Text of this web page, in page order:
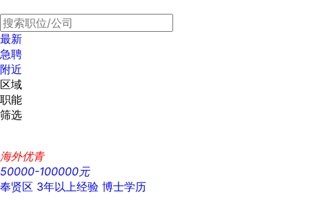
最新
急聘
附近
区域
职能
筛选
海外优青
50000-100000元
奉贤区 3年以上经验 博士学历